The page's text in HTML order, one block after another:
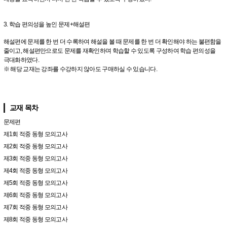
3. 학습 편의성을 높인 문제+해설편
해설편에 문제를 한 번 더 수록하여 해설을 볼 때 문제를 한 번 더 확인해야 하는 불편함을
줄이고, 해설편만으로도 문제를 재확인하며 학습할 수 있도록 구성하여 학습 편의성을
극대화하였다.
※ 해당 교재는 강좌를 수강하지 않아도 구매하실 수 있습니다.
교재 목차
문제편
제1회 적중 동형 모의고사
제2회 적중 동형 모의고사
제3회 적중 동형 모의고사
제4회 적중 동형 모의고사
제5회 적중 동형 모의고사
제6회 적중 동형 모의고사
제7회 적중 동형 모의고사
제8회 적중 동형 모의고사